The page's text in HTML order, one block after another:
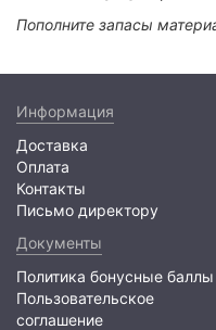
Пополните запасы
Информация
Доставка
Оплата
Контакты
Письмо директору
Документы
Политика бонусные баллы
Пользовательское
соглашение